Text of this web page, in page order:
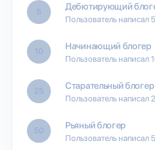
5 Дебютирующий
Пользователь написал
10 Начинающий блогер
Пользователь написал
25 Старательный блогер
Пользователь написал
50 Рьяный блогер
Пользователь написал